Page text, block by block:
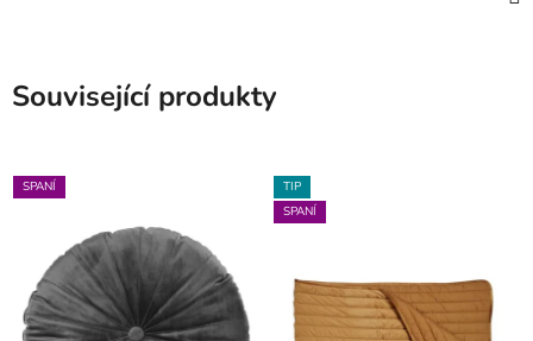
Související produkty
SPANÍ
TIP
SPANÍ